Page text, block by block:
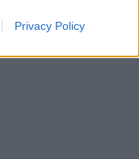
Privacy Policy